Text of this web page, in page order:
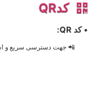
کدQR
• کد QR:
📲 جهت دسترسی سریع و